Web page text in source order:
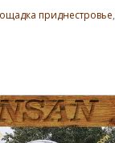
приднестровье,